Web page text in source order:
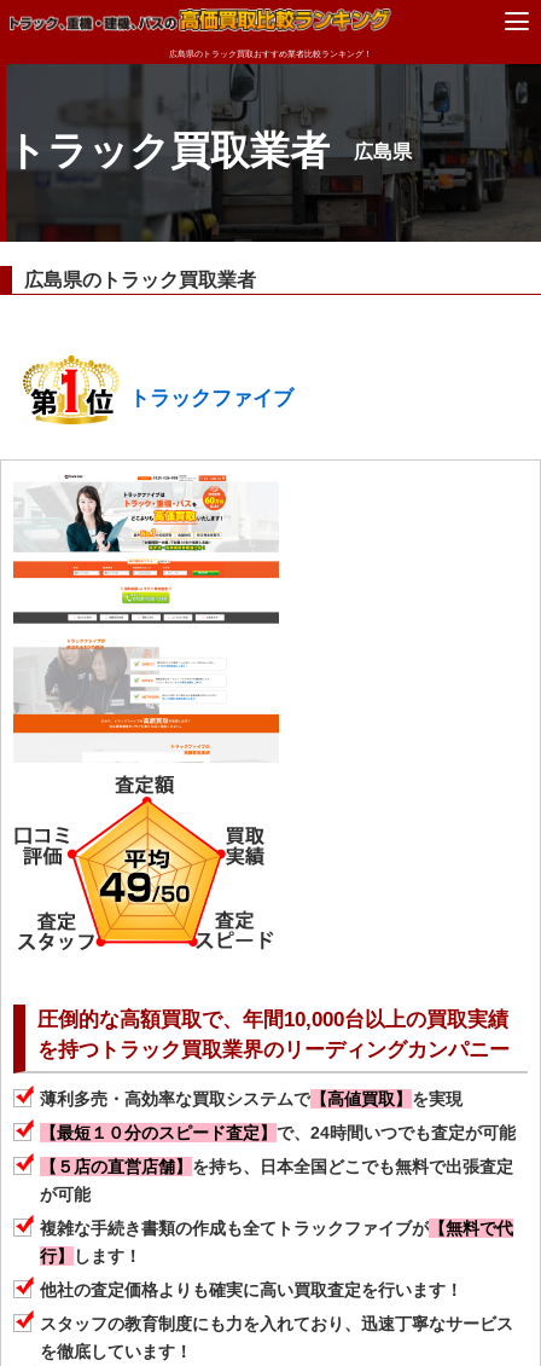
広島県のトラック買取おすすめ業者比較ランキング！
トラック買取業者 広島県
広島県のトラック買取業者
トラックファイブ
圧倒的な高額買取で、年間10,000台以上の買取実績
を持つトラック買取業界のリーディングカンパニー
薄利多売・高効率な買取システムで 【高値買取】 を実現
【最短１０分のスピード査定】 で、24時間いつでも査定が可能
【５店の直営店舗】 を持ち、日本全国どこでも無料で出張査定
が可能
複雑な手続き書類の作成も全てトラックファイブが 【無料で代
行】
します！
他社の査定価格よりも確実に高い買取査定を行います！
スタッフの教育制度にも力を入れており、迅速丁寧なサービス
を徹底しています！